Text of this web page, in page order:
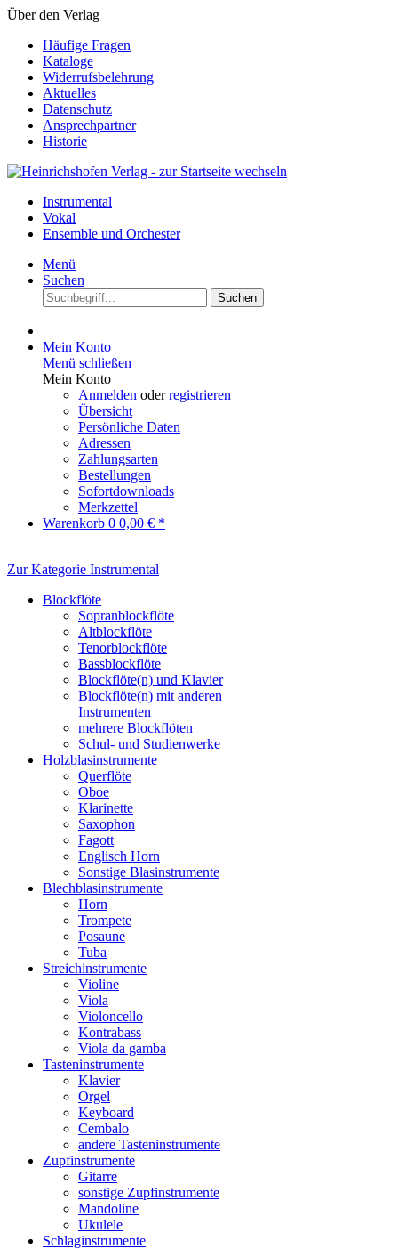
Über den Verlag
Häufige Fragen
Kataloge
Widerrufsbelehrung
Aktuelles
Datenschutz
Ansprechpartner
Historie
Instrumental
Vokal
Ensemble und Orchester
Menü
Suchen
Suchen
Mein Konto
Menü schließen
Mein Konto
Anmelden oderregistrieren
Übersicht
Persönliche Daten
Adressen
Zahlungsarten
Bestellungen
Sofortdownloads
Merkzettel
Warenkorb 0 0,00 € *
Zur Kategorie Instrumental
Blockflöte
Sopranblockflöte
Altblockflöte
Tenorblockflöte
Bassblockflöte
Blockflöte(n) und Klavier
Blockflöte(n) mit anderen
Instrumenten
mehrere Blockflöten
Schul- und Studienwerke
Holzblasinstrumente
Querflöte
Oboe
Klarinette
Saxophon
Fagott
Englisch Horn
Sonstige Blasinstrumente
Blechblasinstrumente
Horn
Trompete
Posaune
Tuba
Streichinstrumente
Violine
Viola
Violoncello
Kontrabass
Viola da gamba
Tasteninstrumente
Klavier
Orgel
Keyboard
Cembalo
andere Tasteninstrumente
Zupfinstrumente
Gitarre
sonstige Zupfinstrumente
Mandoline
Ukulele
Schlaginstrumente